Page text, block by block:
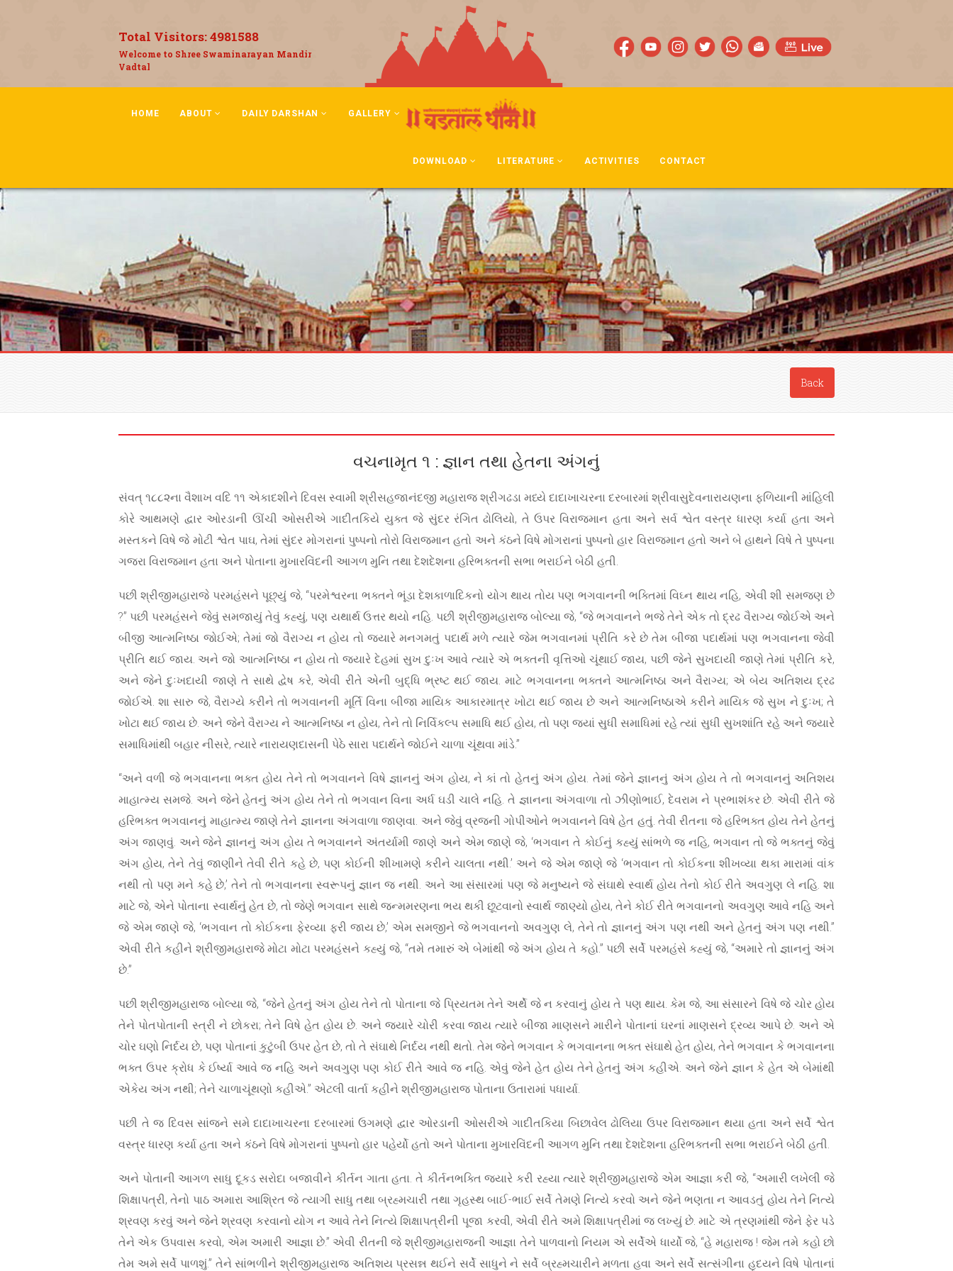
Total Visitors:4981588
Welcome to Shree Swaminarayan Mandir
Vadtal
HOME ABOUT DAILY DARSHAN GALLERY
DOWNLOAD LITERATURE ACTIVITIES CONTACT
Back
વચનામૃત ૧ : જ્ઞાન તથા હેતના અંગનું
સંવત્ ૧૮૮૨ના વૈશાખ વદિ ૧૧ એકાદશીને દિવસ સ્વામી શ્રીસહજાનંદજી મહારાજ શ્રીગઢડા મધ્યે દાદાખાચરના દરબારમાં શ્રીવાસુદેવનારાયણના ફળિયાની માંહિલી
કોરે આથમણે દ્વાર ઓરડાની ઊંચી ઓસરીએ ગાદીતકિયે યુક્ત જે સુંદર રંગિત ઢોલિયો, તે ઉપર વિરાજમાન હતા અને સર્વ શ્વેત વસ્ત્ર ધારણ કર્યા હતા અને
મસ્તકને વિષે જે મોટી શ્વેત પાઘ, તેમાં સુંદર મોગરાનાં પુષ્પનો તોરો વિરાજમાન હતો અને કંઠને વિષે મોગરાનાં પુષ્પનો હાર વિરાજમાન હતો અને બે હાથને વિષે તે પુષ્પના
ગજરા વિરાજમાન હતા અને પોતાના મુખારવિંદની આગળ મુનિ તથા દેશદેશના હરિભક્તની સભા ભરાઈને બેઠી હતી.
પછી શ્રીજીમહારાજે પરમહંસને પૂછ્યું જે, “પરમેશ્વરના ભક્તને ભૂંડા દેશકાળાદિકનો યોગ થાય તોય પણ ભગવાનની ભક્તિમાં વિઘ્ન થાય નહિ, એવી શી સમજણ છે
?” પછી પરમહંસને જેવું સમજાયું તેવું કહ્યું, પણ યથાર્થ ઉત્તર થયો નહિ. પછી શ્રીજીમહારાજ બોલ્યા જે, “જે ભગવાનને ભજે તેને એક તો દ્રઢ વૈરાગ્ય જોઈએ અને
બીજી આત્મનિષ્ઠા જોઈએ; તેમાં જો વૈરાગ્ય ન હોય તો જ્યારે મનગમતું પદાર્થ મળે ત્યારે જેમ ભગવાનમાં પ્રીતિ કરે છે તેમ બીજા પદાર્થમાં પણ ભગવાનના જેવી
પ્રીતિ થઈ જાય. અને જો આત્મનિષ્ઠા ન હોય તો જ્યારે દેહમાં સુખ દુઃખ આવે ત્યારે એ ભક્તની વૃત્તિઓ ચૂંથાઈ જાય, પછી જેને સુખદાયી જાણે તેમાં પ્રીતિ કરે,
અને જેને દુઃખદાયી જાણે તે સાથે દ્વેષ કરે, એવી રીતે એની બુદ્ધિ ભ્રષ્ટ થઈ જાય. માટે ભગવાનના ભક્તને આત્મનિષ્ઠા અને વૈરાગ્ય; એ બેય અતિશય દ્રઢ
જોઈએ. શા સારુ જે, વૈરાગ્યે કરીને તો ભગવાનની મૂર્તિ વિના બીજા માયિક આકારમાત્ર ખોટા થઈ જાય છે અને આત્મનિષ્ઠાએ કરીને માયિક જે સુખ ને દુઃખ; તે
ખોટા થઈ જાય છે. અને જેને વૈરાગ્ય ને આત્મનિષ્ઠા ન હોય, તેને તો નિર્વિકલ્પ સમાધિ થઈ હોય, તો પણ જ્યાં સુધી સમાધિમાં રહે ત્યાં સુધી સુખશાંતિ રહે અને જ્યારે
સમાધિમાંથી બહાર નીસરે, ત્યારે નારાયણદાસની પેઠે સારા પદાર્થને જોઈને ચાળા ચૂંથવા માંડે.”
“અને વળી જે ભગવાનના ભક્ત હોય તેને તો ભગવાનને વિષે જ્ઞાનનું અંગ હોય, ને કાં તો હેતનું અંગ હોય. તેમાં જેને જ્ઞાનનું અંગ હોય તે તો ભગવાનનું અતિશય
માહાત્મ્ય સમજે. અને જેને હેતનું અંગ હોય તેને તો ભગવાન વિના અર્ધ ઘડી ચાલે નહિ. તે જ્ઞાનના અંગવાળા તો ઝીણોભાઈ, દેવરામ ને પ્રભાશંકર છે. એવી રીતે જે
હરિભક્ત ભગવાનનું માહાત્મ્ય જાણે તેને જ્ઞાનના અંગવાળા જાણવા. અને જેવું વ્રજની ગોપીઓને ભગવાનને વિષે હેત હતું. તેવી રીતના જે હરિભક્ત હોય તેને હેતનું
અંગ જાણવું. અને જેને જ્ઞાનનું અંગ હોય તે ભગવાનને અંતર્યામી જાણે અને એમ જાણે જે, ‘ભગવાન તે કોઈનું કહ્યું સાંભળે જ નહિ, ભગવાન તો જે ભક્તનું જેવું
અંગ હોય, તેને તેવું જાણીને તેવી રીતે કહે છે, પણ કોઈની શીખામણે કરીને ચાલતા નથી.’ અને જે એમ જાણે જે ‘ભગવાન તો કોઈકના શીખવ્યા થકા મારામાં વાંક
નથી તો પણ મને કહે છે,’ તેને તો ભગવાનના સ્વરૂપનું જ્ઞાન જ નથી. અને આ સંસારમાં પણ જે મનુષ્યને જે સંઘાથે સ્વાર્થ હોય તેનો કોઈ રીતે અવગુણ લે નહિ. શા
માટે જે, એને પોતાના સ્વાર્થનું હેત છે, તો જેણે ભગવાન સાથે જન્મમરણના ભય થકી છૂટવાનો સ્વાર્થ જાણ્યો હોય, તેને કોઈ રીતે ભગવાનનો અવગુણ આવે નહિ અને
જે એમ જાણે જે, ‘ભગવાન તો કોઈકના ફેરવ્યા ફરી જાય છે,’ એમ સમજીને જે ભગવાનનો અવગુણ લે, તેને તો જ્ઞાનનું અંગ પણ નથી અને હેતનું અંગ પણ નથી.”
એવી રીતે કહીને શ્રીજીમહારાજે મોટા મોટા પરમહંસને કહ્યું જે, “તમે તમારું એ બેમાંથી જે અંગ હોય તે કહો.” પછી સર્વે પરમહંસે કહ્યું જે, “અમારે તો જ્ઞાનનું અંગ
છે.”
પછી શ્રીજીમહારાજ બોલ્યા જે, “જેને હેતનું અંગ હોય તેને તો પોતાના જે પ્રિયતમ તેને અર્થે જે ન કરવાનું હોય તે પણ થાય. કેમ જે, આ સંસારને વિષે જે ચોર હોય
તેને પોતપોતાની સ્ત્રી ને છોકરા; તેને વિષે હેત હોય છે. અને જ્યારે ચોરી કરવા જાય ત્યારે બીજા માણસને મારીને પોતાનાં ઘરનાં માણસને દ્રવ્ય આપે છે. અને એ
ચોર ઘણો નિર્દય છે, પણ પોતાનાં કુટુંબી ઉપર હેત છે, તો તે સંઘાથે નિર્દય નથી થતો. તેમ જેને ભગવાન કે ભગવાનના ભક્ત સંઘાથે હેત હોય, તેને ભગવાન કે ભગવાનના
ભક્ત ઉપર ક્રોધ કે ઈર્ષ્યા આવે જ નહિ અને અવગુણ પણ કોઈ રીતે આવે જ નહિ. એવું જેને હેત હોય તેને હેતનું અંગ કહીએ. અને જેને જ્ઞાન કે હેત એ બેમાંથી
એકેય અંગ નથી; તેને ચાળાચૂંથણો કહીએ.” એટલી વાર્તા કહીને શ્રીજીમહારાજ પોતાના ઉતારામાં પધાર્યા.
પછી તે જ દિવસ સાંજને સમે દાદાખાચરના દરબારમાં ઉગમણે દ્વાર ઓરડાની ઓસરીએ ગાદીતકિયા બિછાવેલ ઢોલિયા ઉપર વિરાજમાન થયા હતા અને સર્વે શ્વેત
વસ્ત્ર ધારણ કર્યા હતા અને કંઠને વિષે મોગરાનાં પુષ્પનો હાર પહેર્યો હતો અને પોતાના મુખારવિંદની આગળ મુનિ તથા દેશદેશના હરિભક્તની સભા ભરાઈને બેઠી હતી.
અને પોતાની આગળ સાધુ દૂકડ સરોદા બજાવીને કીર્તન ગાતા હતા. તે કીર્તનભક્તિ જ્યારે કરી રહ્યા ત્યારે શ્રીજીમહારાજે એમ આજ્ઞા કરી જે, “અમારી લખેલી જે
શિક્ષાપત્રી, તેનો પાઠ અમારા આશ્રિત જે ત્યાગી સાધુ તથા બ્રહ્મચારી તથા ગૃહસ્થ બાઈ-ભાઈ સર્વે તેમણે નિત્યે કરવો અને જેને ભણતા ન આવડતું હોય તેને નિત્યે
શ્રવણ કરવું અને જેને શ્રવણ કરવાનો યોગ ન આવે તેને નિત્યે શિક્ષાપત્રીની પૂજા કરવી, એવી રીતે અમે શિક્ષાપત્રીમાં જ લખ્યું છે. માટે એ ત્રણમાંથી જેને ફેર પડે
તેને એક ઉપવાસ કરવો, એમ અમારી આજ્ઞા છે.” એવી રીતની જે શ્રીજીમહારાજની આજ્ઞા તેને પાળવાનો નિયમ એ સર્વેએ ધાર્યો જે, “હે મહારાજ ! જેમ તમે કહો છો
તેમ અમે સર્વે પાળશું.” તેને સાંભળીને શ્રીજીમહારાજ અતિશય પ્રસન્ન થઈને સર્વે સાધુને ને સર્વે બ્રહ્મચારીને મળતા હવા અને સર્વે સત્સંગીના હૃદયને વિષે પોતાનાં